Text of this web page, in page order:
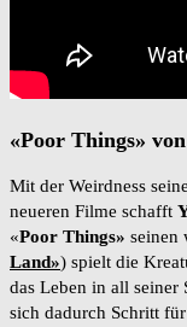
«Poor Things»
Mit der Weirdness
neueren Filme schafft
«Poor Things» seinen
Land») spielt die
das Leben in all seiner
sich dadurch Schritt